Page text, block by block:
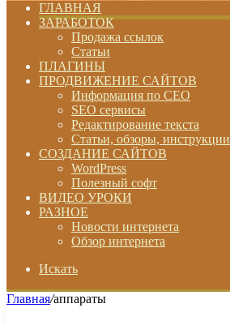
ГЛАВНАЯ
ЗАРАБОТОК
Продажа ссылок
Статьи
ПЛАГИНЫ
ПРОДВИЖЕНИЕ САЙТОВ
Информация по СЕО
SEO сервисы
Редактирование текста
Статьи, обзоры, инструкции
СОЗДАНИЕ САЙТОВ
WordPress
Полезный софт
ВИДЕО УРОКИ
РАЗНОЕ
Новости интернета
Обзор интернета
Искать
Главная/аппараты